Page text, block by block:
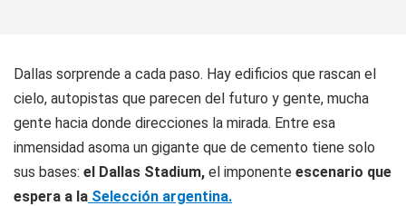
Dallas sorprende a cada paso. Hay edificios que rascan el
cielo, autopistas que parecen del futuro y gente, mucha
gente hacia donde direcciones la mirada. Entre esa
inmensidad asoma un gigante que de cemento tiene solo
sus bases: el Dallas Stadium, el imponente escenario que
espera a la Selección argentina.